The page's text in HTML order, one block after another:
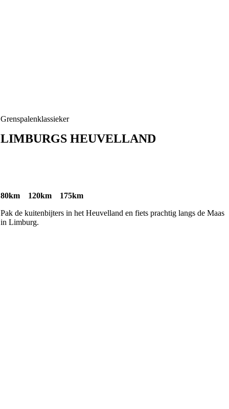
Grenspalenklassieker
LIMBURGS HEUVELLAND
80km 120km 175km
Pak de kuitenbijters in het Heuvelland en fiets prachtig langs de Maas
in Limburg. ​